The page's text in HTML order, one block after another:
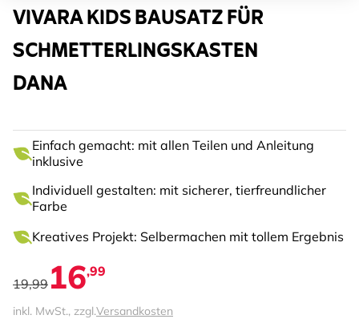
VIVARA KIDS BAUSATZ FÜR
SCHMETTERLINGSKASTEN
DANA
Einfach gemacht: mit allen Teilen und Anleitung
inklusive
Individuell gestalten: mit sicherer, tierfreundlicher
Farbe
Kreatives Projekt: Selbermachen mit tollem Ergebnis
19,99 16,99
inkl. MwSt., zzgl.Versandkosten